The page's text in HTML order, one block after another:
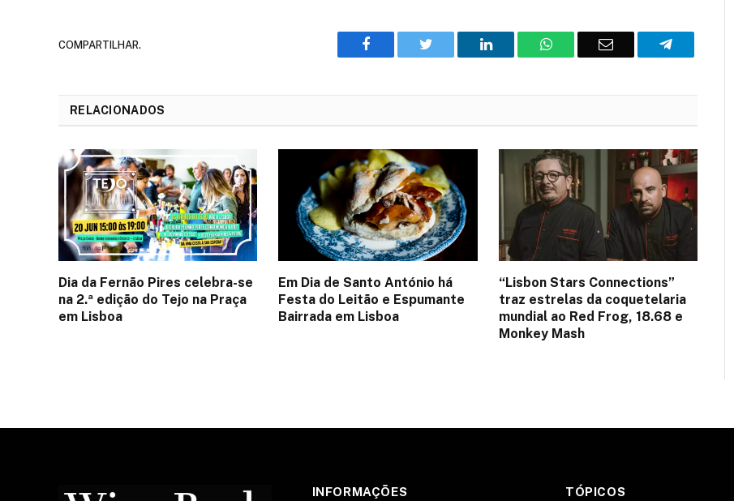
COMPARTILHAR. Facebook Twitter
O
WhatsAppE-
Telegrama
RELACIONADOS
Dia da Fernão Pires celebra-se
na 2.ª edição do Tejo na Praça
em Lisboa
Em Dia de Santo António há
Festa do Leitão e Espumante
Bairrada em Lisboa
“Lisbon Stars Connections”
traz estrelas da coquetelaria
mundial ao Red Frog, 18.68 e
Monkey Mash
INFORMAÇÕES TÓPICOS